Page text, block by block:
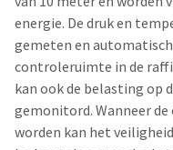
energie. De druk en
gemeten en
controleruimte in de
kan ook de belasting op
gemonitord. Wanneer
worden kan het